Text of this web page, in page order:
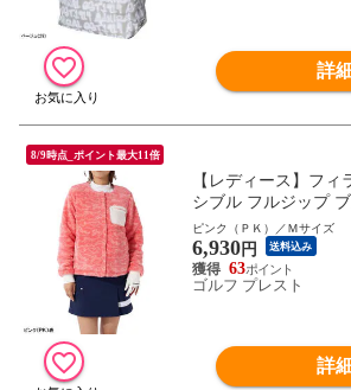
詳
8/9時点_ポイント最大11倍
【レディース】フ
シブル フルジップ
ター ジャケット ゴ
FILA GOLF 秋冬ウェ
ピンク（ＰＫ）／Ｍサイズ
6,930円 送料込み
63
ゴルフ プレスト
詳